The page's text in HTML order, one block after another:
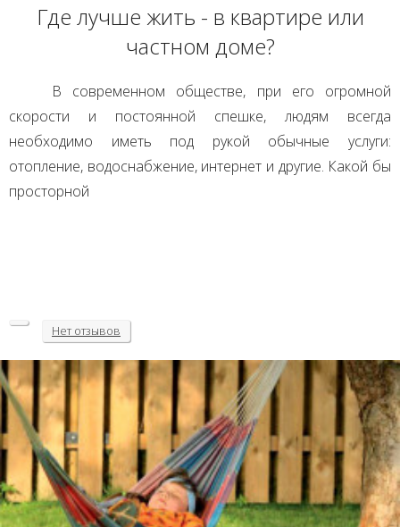
Где лучше жить - в квартире или
частном доме?
В современном обществе, при его огромной
скорости и постоянной спешке, людям всегда
необходимо иметь под рукой обычные услуги:
отопление, водоснабжение, интернет и другие. Какой бы
просторной
Нет отзывов